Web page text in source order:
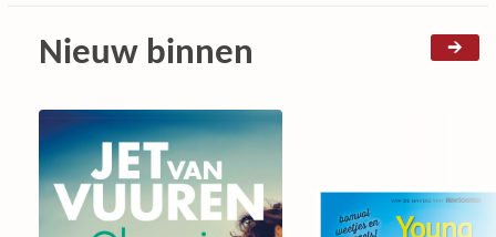
Nieuw binnen